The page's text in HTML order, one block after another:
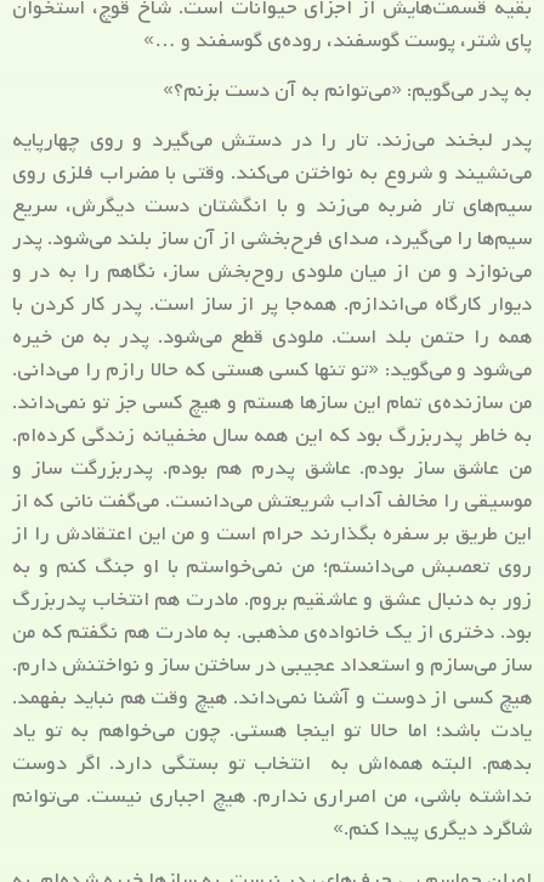
بقیه قسمت‌هایش از اجزای حیوانات است. شاخ قوچ، استخوان
پای شتر، پوست گوسفند، روده‌ی گوسفند و …»
به پدر می‌گویم: «می‌توانم به آن دست بزنم؟»
پدر لبخند می‌زند. تار را در دستش می‌گیرد و روی چهارپایه
می‌نشیند و شروع به نواختن می‌کند. وقتی با مضراب فلزی روی
سیم‌های تار ضربه می‌زند و با انگشتان دست دیگرش، سریع
سیم‌ها را می‌گیرد، صدای فرح‌بخشی از آن ساز بلند می‌شود. پدر
می‌نوازد و من از میان ملودی روح‌بخش ساز، نگاهم را به در و
دیوار کارگاه می‌اندازم. همه‌جا پر از ساز است. پدر کار کردن با
همه را حتمن بلد است. ملودی قطع می‌شود. پدر به من خیره
می‌شود و می‌گوید: «تو تنها کسی هستی که حالا رازم را می‌دانی.
من سازنده‌ی تمام این سازها هستم و هیچ کسی جز تو نمی‌داند.
به خاطر پدربزرگ بود که این همه سال مخفیانه زندگی کرده‌ام.
من عاشق ساز بودم. عاشق پدرم هم بودم. پدربزرگت ساز و
موسیقی را مخالف آداب شریعتش می‌دانست. می‌گفت نانی که از
این طریق بر سفره بگذارند حرام است و من این اعتقادش را از
روی تعصبش می‌دانستم؛ من نمی‌خواستم با او جنگ کنم و به
زور به دنبال عشق و عاشقیم بروم. مادرت هم انتخاب پدربزرگ
بود. دختری از یک خانواده‌ی مذهبی. به مادرت هم نگفتم که من
ساز می‌سازم و استعداد عجیبی در ساختن ساز و نواختنش دارم.
هیچ کسی از دوست و آشنا نمی‌داند. هیچ وقت هم نباید بفهمد.
یادت باشد؛ اما حالا تو اینجا هستی. چون می‌خواهم به تو یاد
بدهم. البته همه‌اش به انتخاب تو بستگی دارد. اگر دوست
نداشته باشی، من اصراری ندارم. هیچ اجباری نیست. می‌توانم
شاگرد دیگری پیدا کنم.»